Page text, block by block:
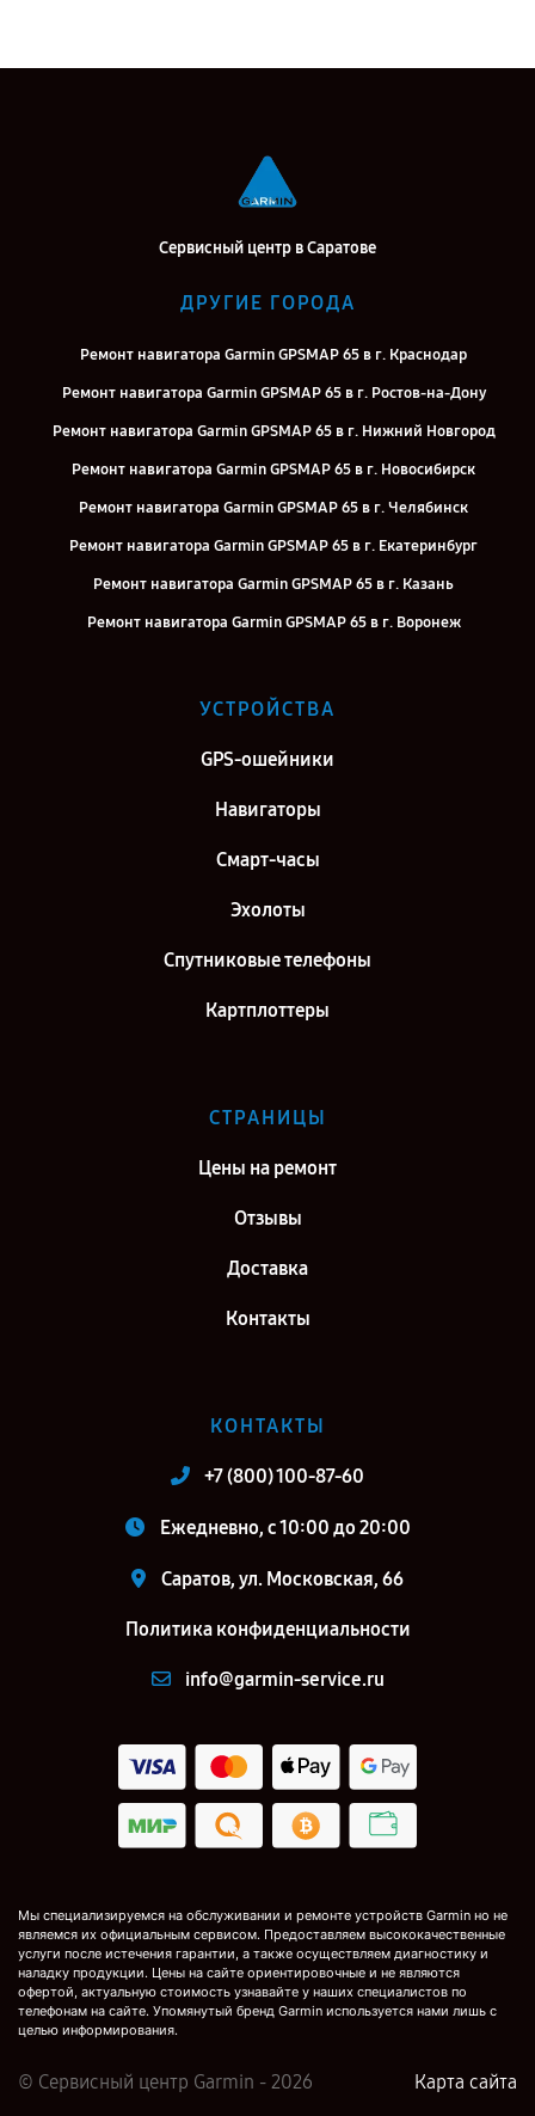
Сервисный центр в Саратове
ДРУГИЕ ГОРОДА
Ремонт навигатора Garmin GPSMAP 65 в г. Краснодар
Ремонт навигатора Garmin GPSMAP 65 в г. Ростов-на-Дону
Ремонт навигатора Garmin GPSMAP 65 в г. Нижний Новгород
Ремонт навигатора Garmin GPSMAP 65 в г. Новосибирск
Ремонт навигатора Garmin GPSMAP 65 в г. Челябинск
Ремонт навигатора Garmin GPSMAP 65 в г. Екатеринбург
Ремонт навигатора Garmin GPSMAP 65 в г. Казань
Ремонт навигатора Garmin GPSMAP 65 в г. Воронеж
Ремонт навигатора Garmin GPSMAP 65 в г. Киров
УСТРОЙСТВА
GPS-ошейники
Навигаторы
Смарт-часы
Эхолоты
Спутниковые телефоны
Картплоттеры
СТРАНИЦЫ
Цены на ремонт
Отзывы
Доставка
Контакты
КОНТАКТЫ
+7 (800) 100-87-60
Ежедневно, с 10:00 до 20:00
Саратов, ул. Московская, 66
Политика конфиденциальности
info@garmin-service.ru
Мы специализируемся на обслуживании и ремонте устройств Garmin но не
являемся их официальным сервисом. Предоставляем высококачественные
услуги после истечения гарантии, а также осуществляем диагностику и
наладку продукции. Цены на сайте ориентировочные и не являются
офертой, актуальную стоимость узнавайте у наших специалистов по
телефонам на сайте. Упомянутый бренд Garmin используется нами лишь с
целью информирования.
© Сервисный центр Garmin - 2026 Карта сайта